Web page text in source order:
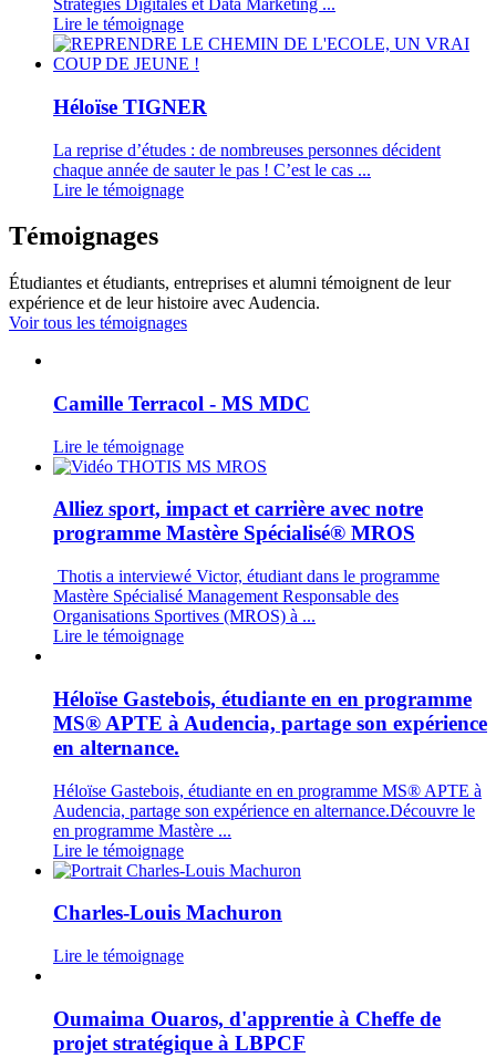
Stratégies Digitales et Data Marketing ...
Lire le témoignage
Héloïse TIGNER
La reprise d’études : de nombreuses personnes décident
chaque année de sauter le pas ! C’est le cas ...
Lire le témoignage
Témoignages
Étudiantes et étudiants, entreprises et alumni témoignent de leur
expérience et de leur histoire avec Audencia.
Voir tous les témoignages
Camille Terracol - MS MDC
Lire le témoignage
Alliez sport, impact et carrière avec notre
programme Mastère Spécialisé® MROS
Thotis a interviewé Victor, étudiant dans le programme
Mastère Spécialisé Management Responsable des
Organisations Sportives (MROS) à ...
Lire le témoignage
Héloïse Gastebois, étudiante en en programme
MS® APTE à Audencia, partage son expérience
en alternance.
Héloïse Gastebois, étudiante en en programme MS® APTE à
Audencia, partage son expérience en alternance.Découvre le
en programme Mastère ...
Lire le témoignage
Charles-Louis Machuron
Lire le témoignage
Oumaima Ouaros, d'apprentie à Cheffe de
projet stratégique à LBPCF